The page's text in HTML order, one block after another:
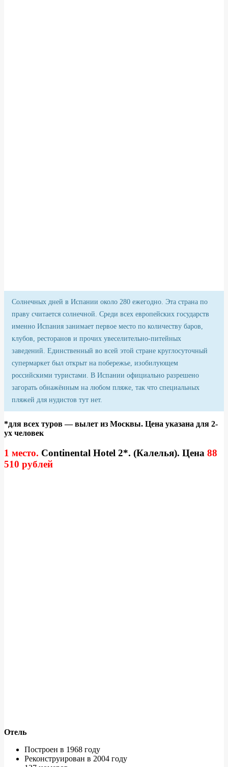
Солнечных дней в Испании около 280 ежегодно. Эта страна по
праву считается солнечной. Среди всех европейских государств
именно Испания занимает первое место по количеству баров,
клубов, ресторанов и прочих увеселительно-питейных
заведений. Единственный во всей этой стране круглосуточный
супермаркет был открыт на побережье, изобилующем
российскими туристами. В Испании официально разрешено
загорать обнажённым на любом пляже, так что специальных
пляжей для нудистов тут нет.
*для всех туров — вылет из Москвы. Цена указана для 2-
ух человек
1 место. Continental Hotel 2*. (Калелья). Цена 88
510 рублей
Отель
Построен в 1968 году
Реконструирован в 2004 году